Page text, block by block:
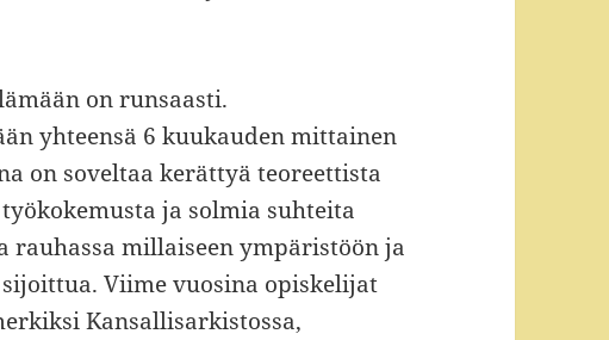
on runsaasti.
yhteensä 6 kuukauden mittainen
on soveltaa kerättyä teoreettista
ja solmia suhteita
rauhassa millaiseen ympäristöön ja
Viime vuosina opiskelijat
Kansallisarkistossa,